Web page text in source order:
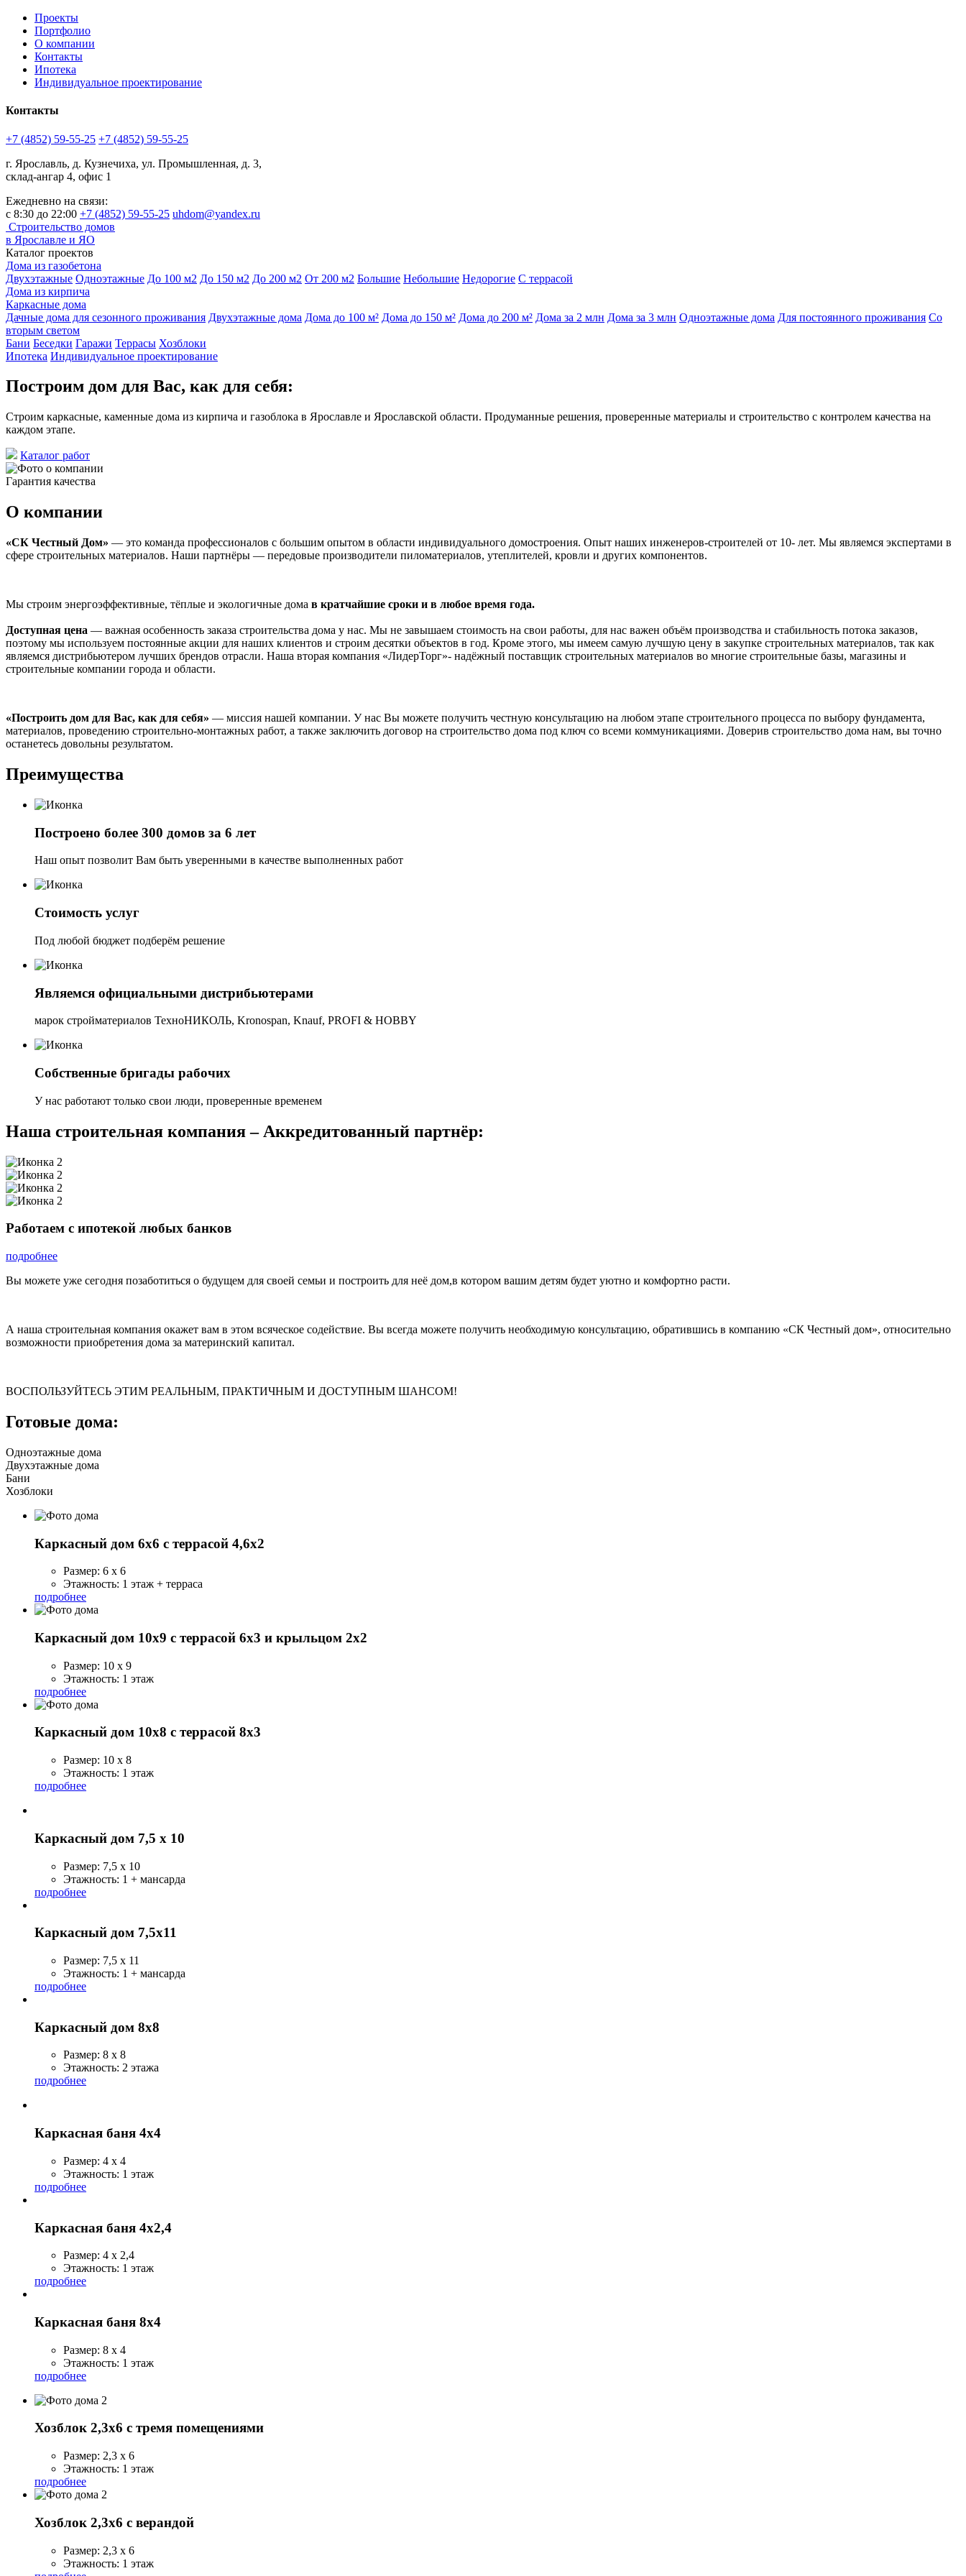
Проекты
Портфолио
О компании
Контакты
Ипотека
Индивидуальное проектирование
Контакты
+7 (4852) 59-55-25 +7 (4852) 59-55-25
г. Ярославль, д. Кузнечиха, ул. Промышленная, д. 3,
склад-ангар 4, офис 1
Ежедневно на связи:
с 8:30 до 22:00 +7 (4852) 59-55-25 uhdom@yandex.ru
Строительство домов
в Ярославле и ЯО
Каталог проектов
Дома из газобетона
Двухэтажные Одноэтажные До 100 м2 До 150 м2 До 200 м2 От 200 м2 Большие Небольшие Недорогие С террасой
Дома из кирпича
Каркасные дома
Дачные дома для сезонного проживания Двухэтажные дома Дома до 100 м² Дома до 150 м² Дома до 200 м² Дома за 2 млн Дома за 3 млн Одноэтажные дома Для постоянного проживания Со
вторым светом
Бани Беседки Гаражи Террасы Хозблоки
Ипотека Индивидуальное проектирование
Построим дом для Вас, как для себя:
Строим каркасные, каменные дома из кирпича и газоблока в Ярославле и Ярославской области. Продуманные решения, проверенные материалы и строительство с контролем качества на
каждом этапе.
Каталог работ
Гарантия качества
О компании
«СК Честный Дом» — это команда профессионалов с большим опытом в области индивидуального домостроения. Опыт наших инженеров-строителей от 10- лет. Мы являемся экспертами в
сфере строительных материалов. Наши партнёры — передовые производители пиломатериалов, утеплителей, кровли и других компонентов.
Мы строим энергоэффективные, тёплые и экологичные дома в кратчайшие сроки и в любое время года.
Доступная цена — важная особенность заказа строительства дома у нас. Мы не завышаем стоимость на свои работы, для нас важен объём производства и стабильность потока заказов,
поэтому мы используем постоянные акции для наших клиентов и строим десятки объектов в год. Кроме этого, мы имеем самую лучшую цену в закупке строительных материалов, так как
являемся дистрибьютером лучших брендов отрасли. Наша вторая компания «ЛидерТорг»- надёжный поставщик строительных материалов во многие строительные базы, магазины и
строительные компании города и области.
«Построить дом для Вас, как для себя» — миссия нашей компании. У нас Вы можете получить честную консультацию на любом этапе строительного процесса по выбору фундамента,
материалов, проведению строительно-монтажных работ, а также заключить договор на строительство дома под ключ со всеми коммуникациями. Доверив строительство дома нам, вы точно
останетесь довольны результатом.
Преимущества
Построено более 300 домов за 6 лет
Наш опыт позволит Вам быть уверенными в качестве выполненных работ
Стоимость услуг
Под любой бюджет подберём решение
Являемся официальными дистрибьютерами
марок стройматериалов ТехноНИКОЛЬ, Kronospan, Knauf, PROFI & HOBBY
Собственные бригады рабочих
У нас работают только свои люди, проверенные временем
Наша строительная компания – Аккредитованный партнёр:
Работаем с ипотекой любых банков
подробнее
Вы можете уже сегодня позаботиться о будущем для своей семьи и построить для неё дом,в котором вашим детям будет уютно и комфортно расти.
А наша строительная компания окажет вам в этом всяческое содействие. Вы всегда можете получить необходимую консультацию, обратившись в компанию «СК Честный дом», относительно
возможности приобретения дома за материнский капитал.
ВОСПОЛЬЗУЙТЕСЬ ЭТИМ РЕАЛЬНЫМ, ПРАКТИЧНЫМ И ДОСТУПНЫМ ШАНСОМ!
Готовые дома:
Одноэтажные дома
Двухэтажные дома
Бани
Хозблоки
Каркасный дом 6x6 с террасой 4,6x2
Размер: 6 x 6
Этажность: 1 этаж + терраса
подробнее
Каркасный дом 10х9 с террасой 6х3 и крыльцом 2х2
Размер: 10 х 9
Этажность: 1 этаж
подробнее
Каркасный дом 10x8 с террасой 8х3
Размер: 10 x 8
Этажность: 1 этаж
подробнее
Каркасный дом 7,5 х 10
Размер: 7,5 х 10
Этажность: 1 + мансарда
подробнее
Каркасный дом 7,5x11
Размер: 7,5 x 11
Этажность: 1 + мансарда
подробнее
Каркасный дом 8х8
Размер: 8 х 8
Этажность: 2 этажа
подробнее
Каркасная баня 4х4
Размер: 4 х 4
Этажность: 1 этаж
подробнее
Каркасная баня 4х2,4
Размер: 4 х 2,4
Этажность: 1 этаж
подробнее
Каркасная баня 8х4
Размер: 8 х 4
Этажность: 1 этаж
подробнее
Хозблок 2,3х6 с тремя помещениями
Размер: 2,3 х 6
Этажность: 1 этаж
подробнее
Хозблок 2,3х6 с верандой
Размер: 2,3 х 6
Этажность: 1 этаж